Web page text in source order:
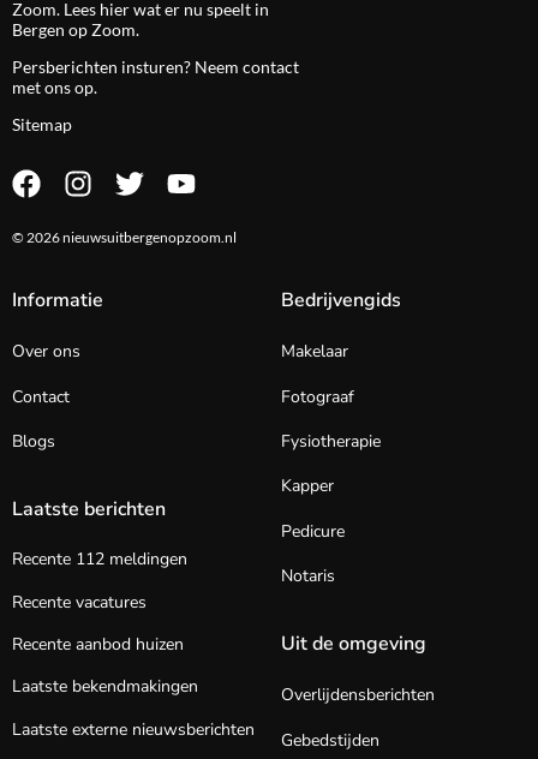
Zoom. Lees hier wat er nu speelt in
Bergen op Zoom.
Persberichten insturen? Neem contact
met ons op.
Sitemap
© 2026 nieuwsuitbergenopzoom.nl
Informatie
Over ons
Contact
Blogs
Laatste berichten
Recente 112 meldingen
Recente vacatures
Recente aanbod huizen
Laatste bekendmakingen
Laatste externe nieuwsberichten
Bedrijvengids
Makelaar
Fotograaf
Fysiotherapie
Kapper
Pedicure
Notaris
Uit de omgeving
Overlijdensberichten
Gebedstijden